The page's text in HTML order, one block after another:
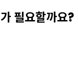
필요할까요?